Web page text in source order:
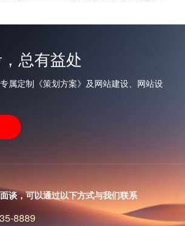
查看更多
总有益处
属定制《策划方案》及网站建设、网站设
谈，可以通过以下方式与我们联系
8889